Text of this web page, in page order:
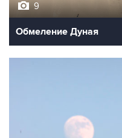
9
Обмеление Дуная